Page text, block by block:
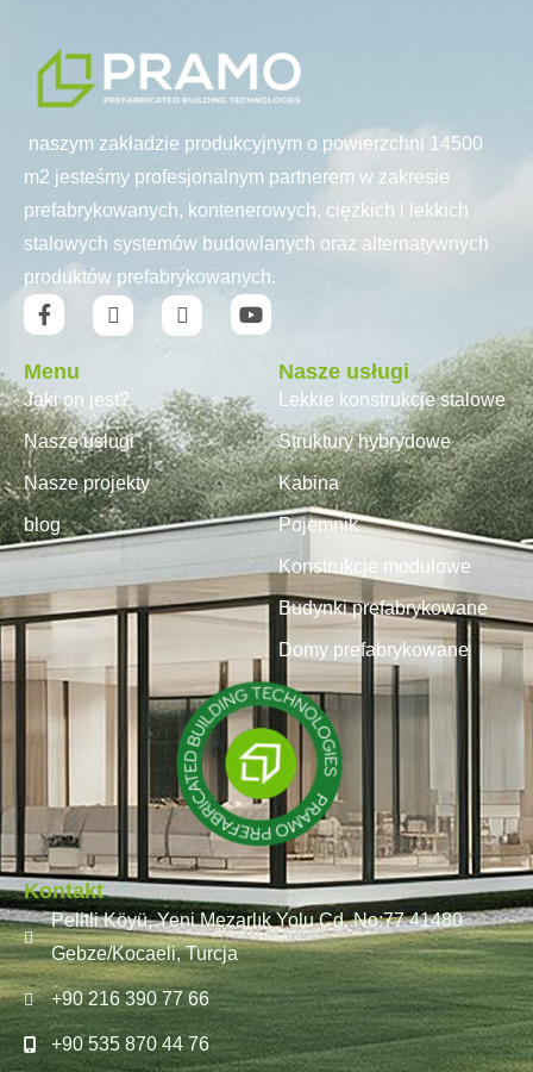
naszym zakładzie produkcyjnym o powierzchni 14500
m2 jesteśmy profesjonalnym partnerem w zakresie
prefabrykowanych, kontenerowych, ciężkich i lekkich
stalowych systemów budowlanych oraz alternatywnych
produktów prefabrykowanych.
Menu
Jaki on jest?
Nasze usługi
Nasze projekty
blog
Nasze usługi
Lekkie konstrukcje stalowe
Struktury hybrydowe
Kabina
Pojemnik
Konstrukcje modułowe
Budynki prefabrykowane
Domy prefabrykowane
Kontakt
Pelitli Köyü, Yeni Mezarlık Yolu Cd. No:77 41480
Gebze/Kocaeli, Turcja
+90 216 390 77 66
+90 535 870 44 76